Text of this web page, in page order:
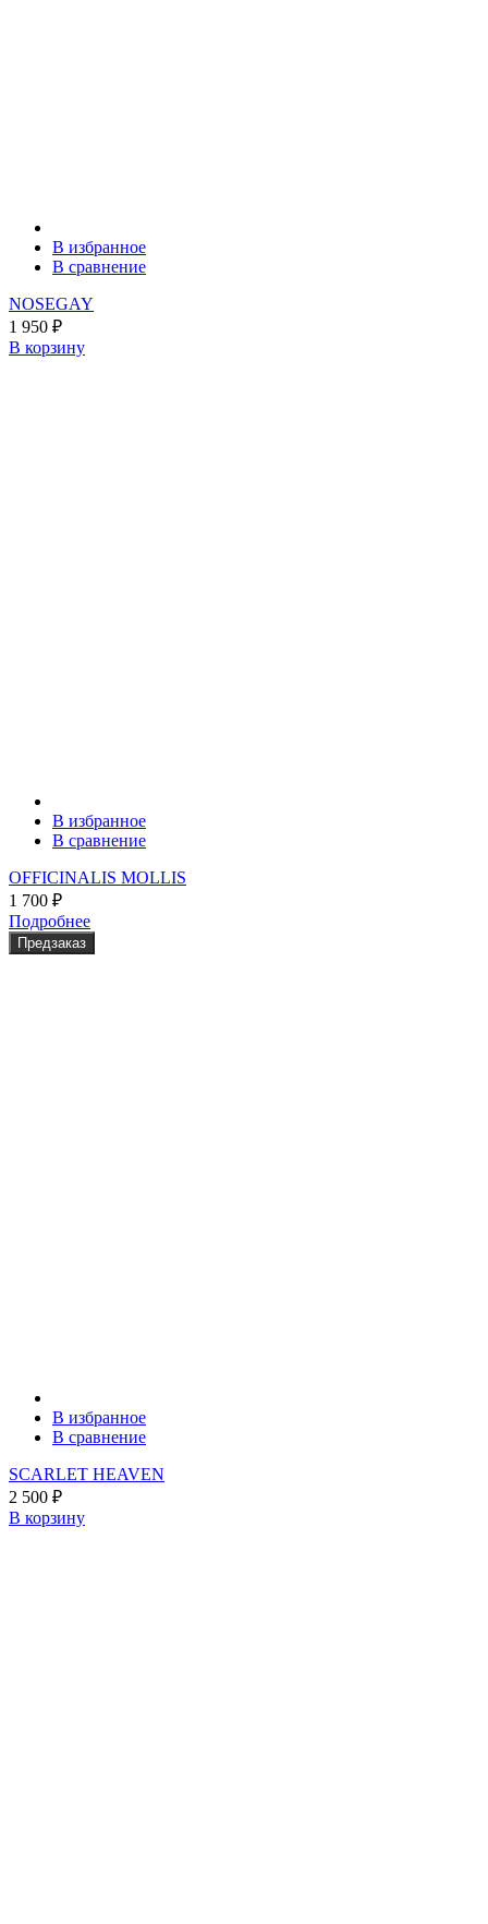
В избранное
В сравнение
NOSEGAY
1 950 ₽
В корзину
В избранное
В сравнение
OFFICINALIS MOLLIS
1 700 ₽
Подробнее
Предзаказ
В избранное
В сравнение
SCARLET HEAVEN
2 500 ₽
В корзину